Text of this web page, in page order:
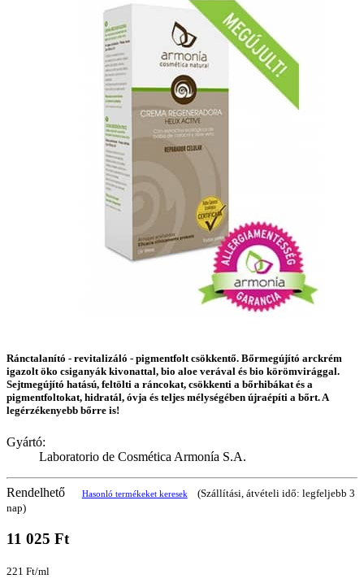
Ránctalanító - revitalizáló - pigmentfolt csökkentő. Bőrmegújító arckrém
igazolt öko csiganyák kivonattal, bio aloe verával és bio körömvirággal.
Sejtmegújító hatású, feltölti a ráncokat, csökkenti a bőrhibákat és a
pigmentfoltokat, hidratál, óvja és teljes mélységében újraépíti a bőrt. A
legérzékenyebb bőrre is!
Gyártó:
Laboratorio de Cosmética Armonía S.A.
Rendelhető Hasonló termékeket keresek
(Szállítási, átvételi idő: legfeljebb 3
nap)
11 025 Ft
221 Ft/ml